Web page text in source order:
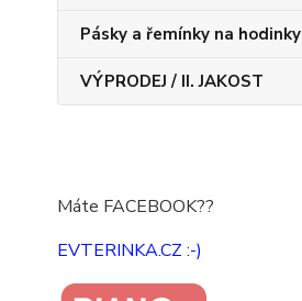
Pásky a řemínky na hodinky
VÝPRODEJ / II. JAKOST
Máte FACEBOOK??
EVTERINKA.CZ :-)